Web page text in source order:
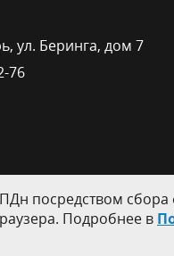
ул. Беринга, дом 7
76
посредством
Подробнее в